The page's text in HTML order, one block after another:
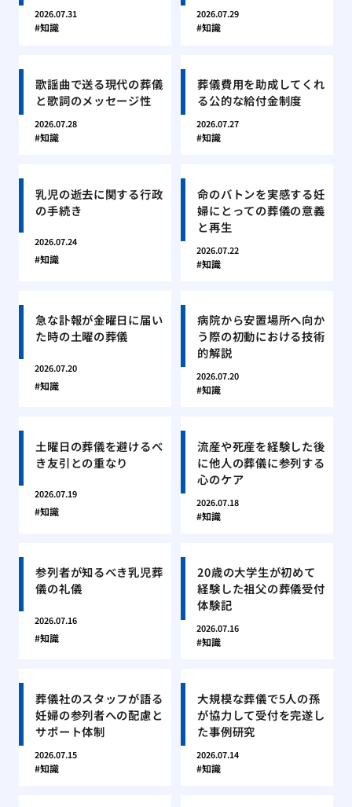
2026.07.31
知識
2026.07.29
知識
歌謡曲で送る現代の葬儀
と歌詞のメッセージ性
2026.07.28
知識
葬儀費用を助成してくれ
る公的な給付金制度
2026.07.27
知識
乳児の逝去に関する行政
の手続き
2026.07.24
知識
命のバトンを実感する妊
婦にとっての葬儀の意義
と再生
2026.07.22
知識
急な訃報が金曜日に届い
た時の土曜の葬儀
2026.07.20
知識
病院から安置場所へ向か
う際の初動における技術
的解説
2026.07.20
知識
土曜日の葬儀を避けるべ
き友引との重なり
2026.07.19
知識
流産や死産を経験した後
に他人の葬儀に参列する
心のケア
2026.07.18
知識
参列者が知るべき乳児葬
儀の礼儀
2026.07.16
知識
20歳の大学生が初めて
経験した祖父の葬儀受付
体験記
2026.07.16
知識
葬儀社のスタッフが語る
妊婦の参列者への配慮と
サポート体制
2026.07.15
知識
大規模な葬儀で5人の孫
が協力して受付を完遂し
た事例研究
2026.07.14
知識